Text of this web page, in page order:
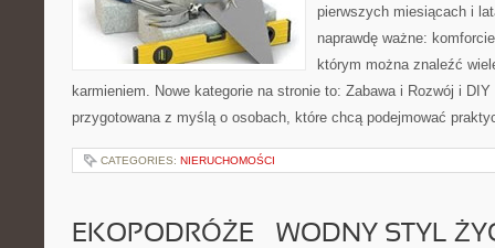
pierwszych miesiącach i
naprawdę ważne:
którym można znaleźć
karmieniem. Nowe kategorie na stronie to: Zabawa i Rozwój i
przygotowana z myślą o osobach, które chcą podejmować
CATEGORIES: NIERUCHOMOŚCI
EKOPODRÓŻE – WODNY STYL